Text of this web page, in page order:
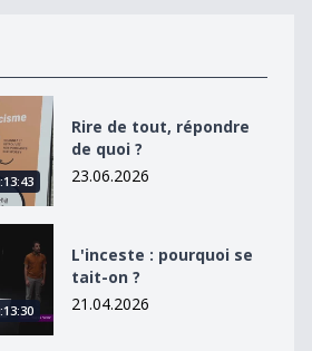
de quoi ?
Rire de tout, répondre
de quoi ?
23.06.2026
se tait-on ?
L'inceste : pourquoi se
tait-on ?
21.04.2026